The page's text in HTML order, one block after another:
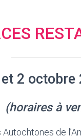
2 octobre
(horaires à
de